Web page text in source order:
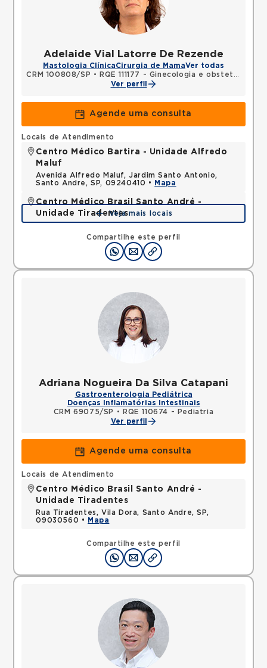
Adelaide Vial Latorre De Rezende
Mastologia ClínicaCirurgia de MamaVer todas
CRM 100808/SP • RQE 111177 - Ginecologia e obstetrícia
Ver perfil
Agende uma consulta
Compartilhe este perfil
Locais de Atendimento
Centro Médico Bartira - Unidade Alfredo
Maluf
Avenida Alfredo Maluf, Jardim Santo Antonio,
Santo Andre, SP, 09240410 •
Mapa
Centro Médico Brasil Santo André -
Unidade Tiradentes
Rua Tiradentes, Vila Dora, Santo Andre, SP,
09030560 •Mapa
Veja mais locais
Adriana Nogueira Da Silva Catapani
Gastroenterologia Pediátrica
Doenças Inflamatórias Intestinais
CRM 69075/SP
•
RQE 110674 - Pediatria
Ver perfil
Agende uma consulta
Compartilhe este perfil
Locais de Atendimento
Centro Médico Brasil Santo André -
Unidade Tiradentes
Rua Tiradentes, Vila Dora, Santo Andre, SP,
09030560 •
Mapa